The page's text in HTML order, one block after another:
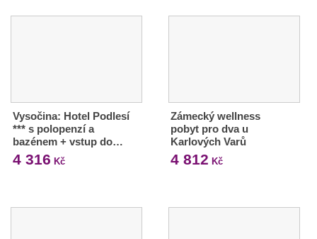
Vysočina: Hotel Podlesí
*** s polopenzí a
bazénem + vstup do…
4 316 Kč
Zámecký wellness
pobyt pro dva u
Karlových Varů
4 812 Kč